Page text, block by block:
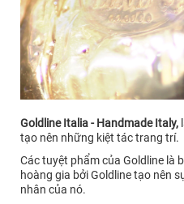
Goldline Italia - Handmade Italy,
tạo nên những kiệt tác trang trí.
Các tuyệt phẩm của Goldline là
hoàng gia bởi Goldline tạo nên
nhân của nó.